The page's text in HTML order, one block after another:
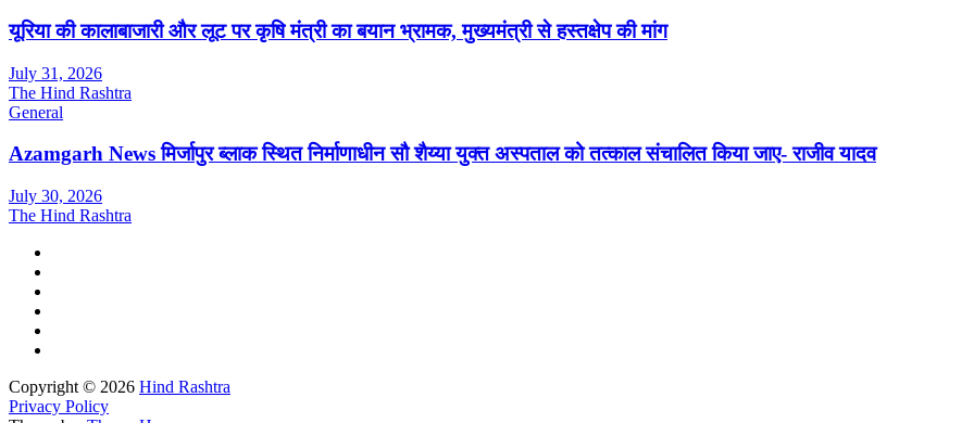
यूरिया की कालाबाजारी और लूट पर कृषि मंत्री का बयान भ्रामक, मुख्यमंत्री से हस्तक्षेप की मांग
July 31, 2026
The Hind Rashtra
General
Azamgarh News मिर्जापुर ब्लाक स्थित निर्माणाधीन सौ शैय्या युक्त अस्पताल को तत्काल संचालित किया जाए- राजीव यादव
July 30, 2026
The Hind Rashtra
Copyright © 2026 Hind Rashtra
Privacy Policy